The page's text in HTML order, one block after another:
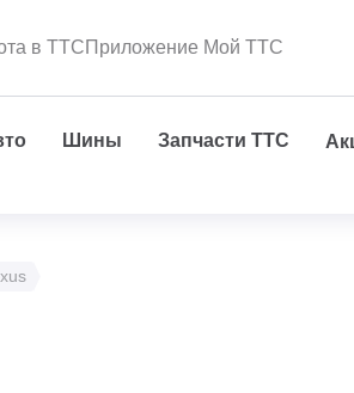
в ТТСПриложение Мой ТТС
Шины Запчасти ТТС